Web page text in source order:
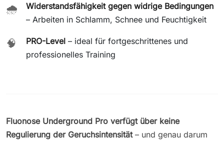
🌧️
Widerstandsfähigkeit gegen widrige Bedingungen
– Arbeiten in Schlamm, Schnee und Feuchtigkeit
🧠 PRO-Level – ideal für fortgeschrittenes und
professionelles Training
Fluonose Underground Pro verfügt über keine
Regulierung der Geruchsintensität– und genau darum